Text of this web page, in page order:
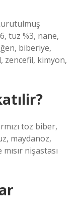
tuz %3, nane,
biberiye,
zencefil, kimyon,
toz biber,
maydanoz,
nişastası